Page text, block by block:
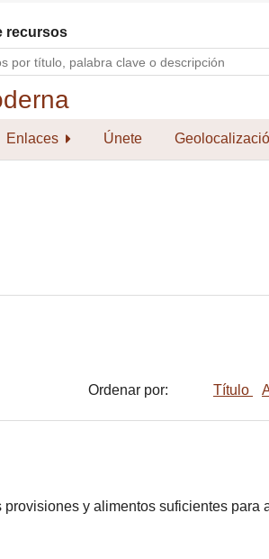
recursos
Enlaces Únete
Ordenar por: Título
y alimentos suficientes para